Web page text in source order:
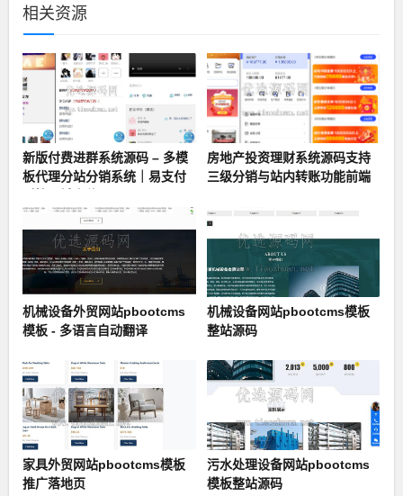
相关资源
新版付费进群系统源码 – 多模
板代理分站分销系统｜易支付
房地产投资理财系统源码支持
三级分销与站内转账功能前端
机械设备外贸网站pbootcms
模板 - 多语言自动翻译
机械设备网站pbootcms模板
整站源码
家具外贸网站pbootcms模板
推广落地页
污水处理设备网站pbootcms
模板整站源码